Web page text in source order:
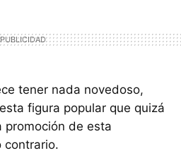
tener nada novedoso,
figura popular que quizá
promoción de esta
contrario.